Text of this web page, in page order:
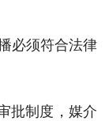
必须符合法律
批制度，媒介